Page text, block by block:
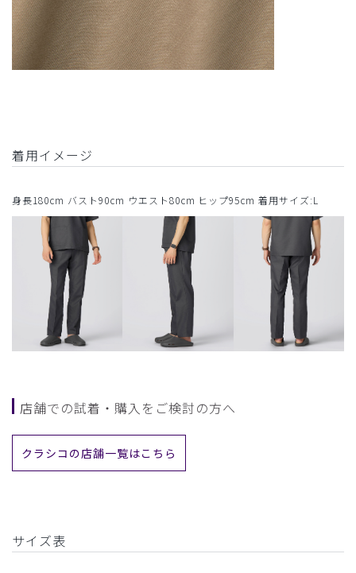
着用イメージ
身長180cm バスト90cm ウエスト80cm ヒップ95cm 着用サイズ:L
店舗での試着・購入をご検討の方へ
クラシコの店舗一覧はこちら
サイズ表